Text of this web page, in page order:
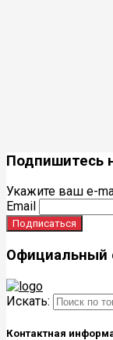
Подпишитесь
Укажите ваш e-
Email
Официальный
Искать:
Контактная